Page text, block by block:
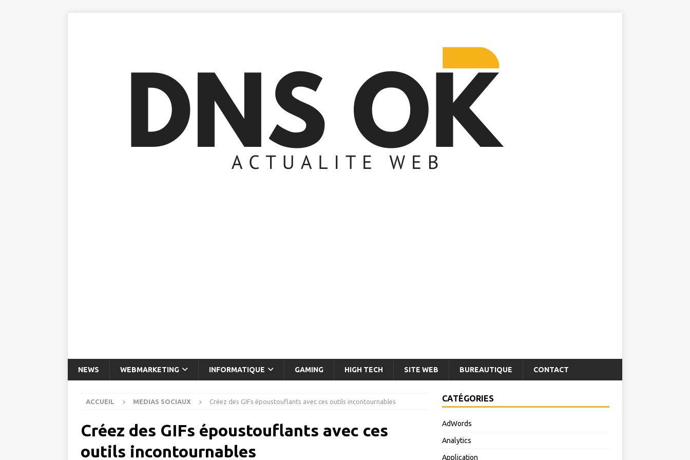
NEWS WEBMARKETING INFORMATIQUE GAMING HIGH TECH SITE WEB BUREAUTIQUE CONTACT
ACCUEIL MEDIAS SOCIAUX Créez des GIFs époustouflants avec ces outils incontournables
Créez des GIFs époustouflants avec ces
outils incontournables
CATÉGORIES
AdWords
Analytics
Application